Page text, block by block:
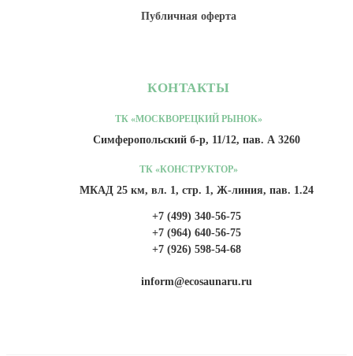
Публичная оферта
КОНТАКТЫ
ТК «МОСКВОРЕЦКИЙ РЫНОК»
Симферопольский б-р, 11/12, пав. А 3260
ТК «КОНСТРУКТОР»
МКАД 25 км, вл. 1, стр. 1, Ж-линия, пав. 1.24
+7 (499) 340-56-75
+7 (964) 640-56-75
+7 (926) 598-54-68
inform@ecosaunaru.ru